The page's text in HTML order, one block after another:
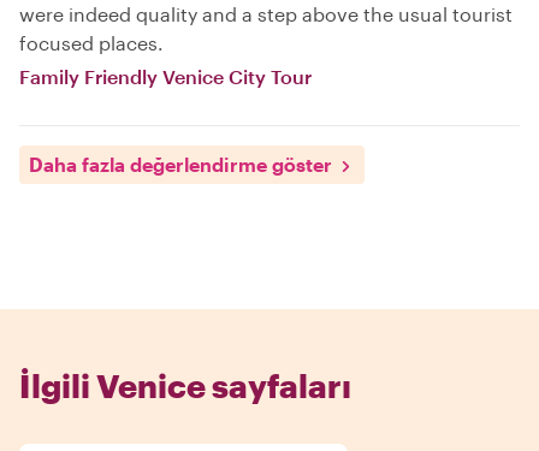
were indeed quality and a step above the usual tourist
focused places.
Family Friendly Venice City Tour
Daha fazla değerlendirme göster
İlgili Venice sayfaları